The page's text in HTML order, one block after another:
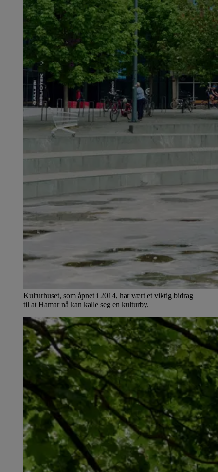
Kulturhuset, som åpnet i 2014, har vært et viktig bidrag
til at Hamar nå kan kalle seg en kulturby.